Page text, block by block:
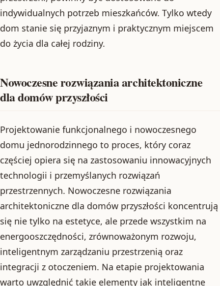
indywidualnych potrzeb mieszkańców. Tylko wtedy
dom stanie się przyjaznym i praktycznym miejscem
do życia dla całej rodziny.
Nowoczesne rozwiązania architektoniczne
dla domów przyszłości
Projektowanie funkcjonalnego i nowoczesnego
domu jednorodzinnego to proces, który coraz
częściej opiera się na zastosowaniu innowacyjnych
technologii i przemyślanych rozwiązań
przestrzennych. Nowoczesne rozwiązania
architektoniczne dla domów przyszłości koncentrują
się nie tylko na estetyce, ale przede wszystkim na
energooszczędności, zrównoważonym rozwoju,
inteligentnym zarządzaniu przestrzenią oraz
integracji z otoczeniem. Na etapie projektowania
warto uwzględnić takie elementy jak inteligentne